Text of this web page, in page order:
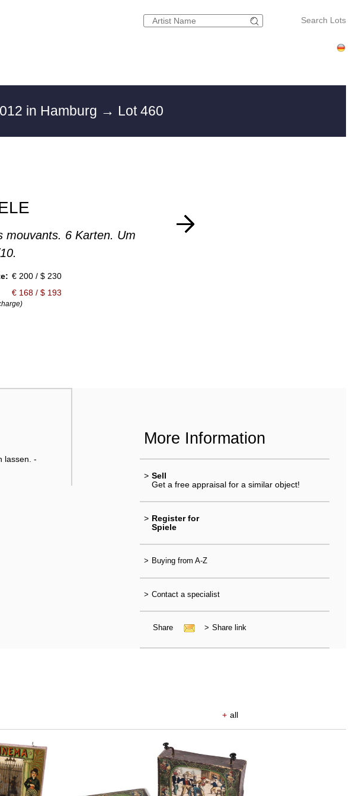
Search Lots
in Hamburg → Lot 460
mouvants. 6 Karten. Um
€ 200 / $ 230
€ 168 / $ 193
lassen. -
More Information
> Sell
Get a free appraisal for a similar object!
> Register for
Spiele
> Buying from A-Z
> Contact a specialist
Share > Share link
+ all